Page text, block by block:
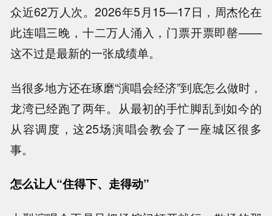
众近62万人次。2026年5月15—17日，周杰伦在
此连唱三晚，十二万人涌入，门票开票即罄——
这不过是最新的一张成绩单。
当很多地方还在琢磨“演唱会经济”到底怎么做时，
龙湾已经跑了两年。从最初的手忙脚乱到如今的
从容调度，这25场演唱会教会了一座城区很多
事。
怎么让人“住得下、走得动”